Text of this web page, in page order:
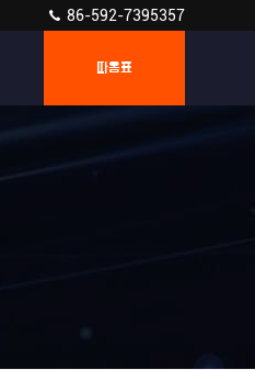
86-592-7395357
따옴표